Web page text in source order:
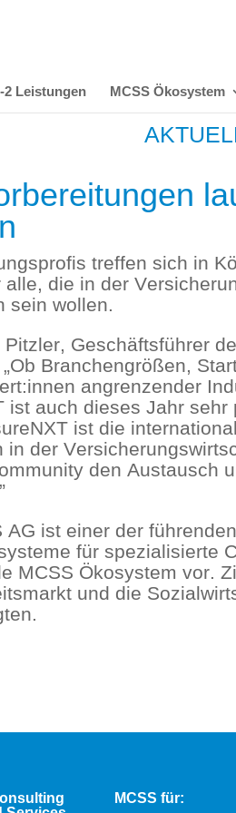
2 Leistungen MCSS Ökosystem
treffen sich in
alle, die in der
sein wollen.
Pitzler, Geschäftsführer
Branchengrößen,
angrenzender
ist auch dieses Jahr
ist die
in der
den Austausch
AG ist einer der
für spezialisierte
MCSS Ökosystem vor.
und die
MCSS für: